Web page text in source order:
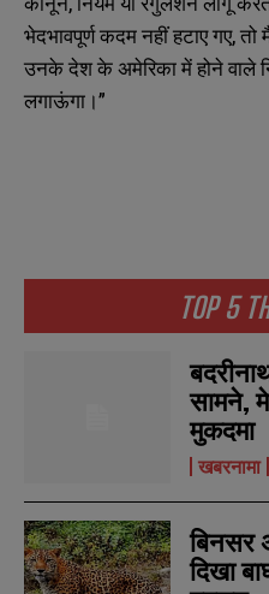
e
E
e
r
s
e
E
e
r
s
TOP 5
सामने,
मुकदमा
खबरनामा
बिनसर
दिखा
भेदभावपूर्ण कदम नहीं हटाए गए, तो
उनके देश के अमेरिका में होने वाले
लगाऊंगा।”